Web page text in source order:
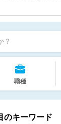
？
職種
のキーワード